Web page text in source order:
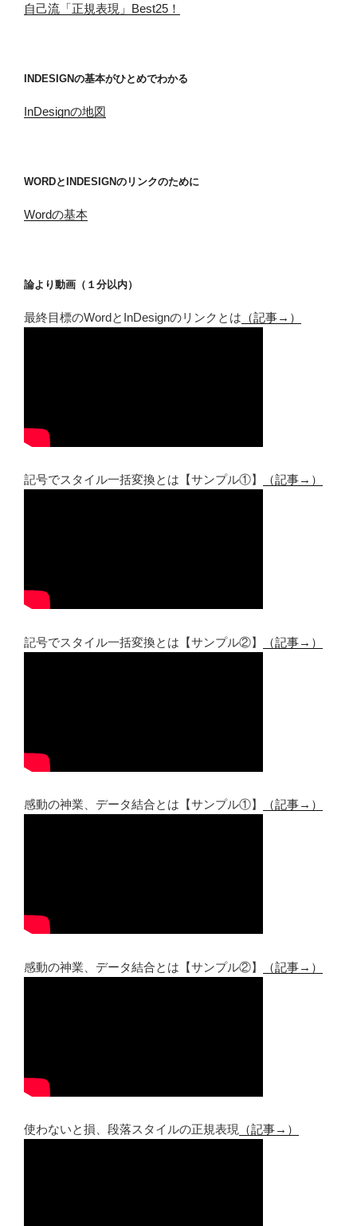
自己流「正規表現」Best25！
INDESIGNの基本がひとめでわかる
InDesignの地図
WORDとINDESIGNのリンクのために
Wordの基本
論より動画（１分以内）
最終目標のWordとInDesignのリンクとは （記事→）
記号でスタイル一括変換とは【サンプル①】 （記事→）
記号でスタイル一括変換とは【サンプル②】 （記事→）
感動の神業、データ結合とは【サンプル①】 （記事→）
感動の神業、データ結合とは【サンプル②】 （記事→）
使わないと損、段落スタイルの正規表現 （記事→）